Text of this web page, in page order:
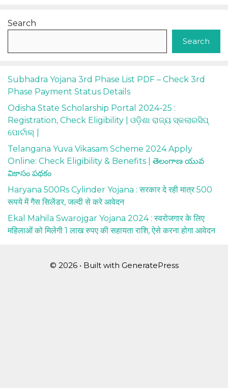
Search
Search
Subhadra Yojana 3rd Phase List PDF – Check 3rd
Phase Payment Status Details
Odisha State Scholarship Portal 2024-25 :
Registration, Check Eligibility | ଓଡ଼ିଶା ରାଜ୍ୟ ସ୍କଲାରସିପ୍
ପୋର୍ଟାଲ୍ |
Telangana Yuva Vikasam Scheme 2024 Apply
Online: Check Eligibility & Benefits | తెలంగాణ యువ
వికాసం పథకం
Haryana 500Rs Cylinder Yojana : सरकार दे रही मात्र 500
रूपये में गैस सिलेंडर, जल्दी से करे आवेदन
Ekal Mahila Swarojgar Yojana 2024 : स्वरोजगार के लिए
महिलाओं को मिलेगी 1 लाख रुपए की सहायता राशि, ऐसे करना होगा आवेदन
© 2026 • Built with GeneratePress